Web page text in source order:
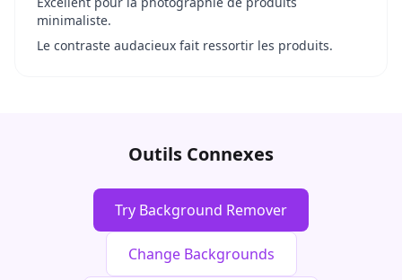
minimaliste.
Le contraste audacieux fait ressortir les produits.
Outils Connexes
Try Background Remover
Change Backgrounds